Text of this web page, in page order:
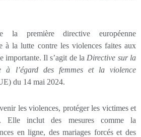
la première directive européenne
à la lutte contre les violences faites aux
importante. Il s’agit de la Directive sur la
à l’égard des femmes et la violence
du 14 mai 2024.
les violences, protéger les victimes et
Elle inclut des mesures comme la
en ligne, des mariages forcés et des